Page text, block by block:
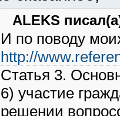
ALEKS
И по поводу
http://
Статья 3.
6) участие
решении